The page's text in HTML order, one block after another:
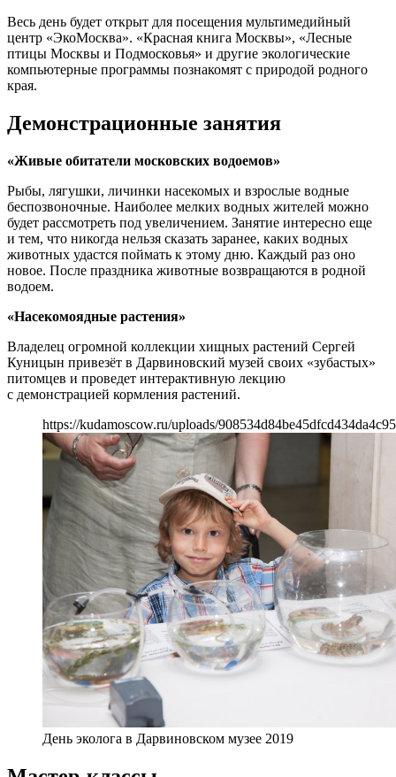
Весь день будет открыт для посещения мультимедийный
центр «ЭкоМосква». «Красная книга Москвы», «Лесные
птицы Москвы и Подмосковья» и другие экологические
компьютерные программы познакомят с природой родного
края.
Демонстрационные занятия
«Живые обитатели московских водоемов»
Рыбы, лягушки, личинки насекомых и взрослые водные
беспозвоночные. Наиболее мелких водных жителей можно
будет рассмотреть под увеличением. Занятие интересно еще
и тем, что никогда нельзя сказать заранее, каких водных
животных удастся поймать к этому дню. Каждый раз оно
новое. После праздника животные возвращаются в родной
водоем.
«Насекомоядные растения»
Владелец огромной коллекции хищных растений Сергей
Куницын привезёт в Дарвиновский музей своих «зубастых»
питомцев и проведет интерактивную лекцию
с демонстрацией кормления растений.
https://kudamoscow.ru/uploads/
День эколога в Дарвиновском музее 2019